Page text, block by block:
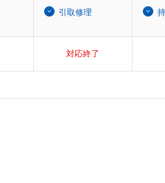
引取修理
対応終了